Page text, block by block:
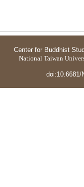
Center for Buddhist
National Taiwan
doi:10.6681/